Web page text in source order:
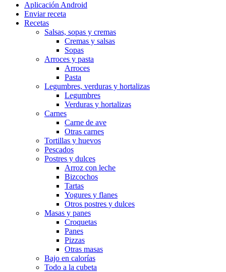
Aplicación Android
Enviar receta
Recetas
Salsas, sopas y cremas
Cremas y salsas
Sopas
Arroces y pasta
Arroces
Pasta
Legumbres, verduras y hortalizas
Legumbres
Verduras y hortalizas
Carnes
Carne de ave
Otras carnes
Tortillas y huevos
Pescados
Postres y dulces
Arroz con leche
Bizcochos
Tartas
Yogures y flanes
Otros postres y dulces
Masas y panes
Croquetas
Panes
Pizzas
Otras masas
Bajo en calorías
Todo a la cubeta